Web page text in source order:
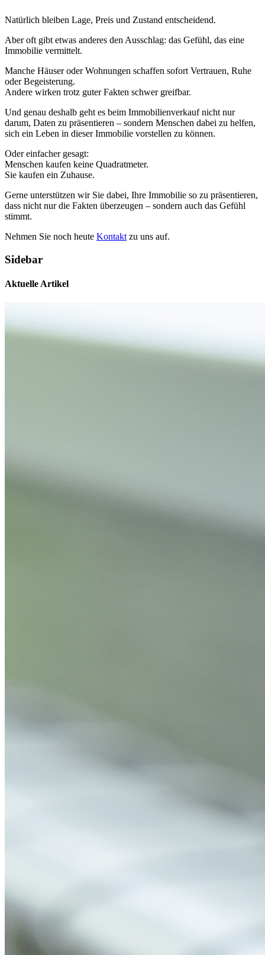
Natürlich bleiben Lage, Preis und Zustand entscheidend.
Aber oft gibt etwas anderes den Ausschlag: das Gefühl, das eine
Immobilie vermittelt.
Manche Häuser oder Wohnungen schaffen sofort Vertrauen, Ruhe
oder Begeisterung.
Andere wirken trotz guter Fakten schwer greifbar.
Und genau deshalb geht es beim Immobilienverkauf nicht nur
darum, Daten zu präsentieren – sondern Menschen dabei zu helfen,
sich ein Leben in dieser Immobilie vorstellen zu können.
Oder einfacher gesagt:
Menschen kaufen keine Quadratmeter.
Sie kaufen ein Zuhause.
Gerne unterstützen wir Sie dabei, Ihre Immobilie so zu präsentieren,
dass nicht nur die Fakten überzeugen – sondern auch das Gefühl
stimmt.
Nehmen Sie noch heute Kontakt zu uns auf.
Sidebar
Aktuelle Artikel